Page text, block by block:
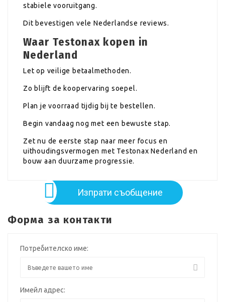
stabiele vooruitgang.
Dit bevestigen vele Nederlandse reviews.
Waar Testonax kopen in
Nederland
Let op veilige betaalmethoden.
Zo blijft de koopervaring soepel.
Plan je voorraad tijdig bij te bestellen.
Begin vandaag nog met een bewuste stap.
Zet nu de eerste stap naar meer focus en
uithoudingsvermogen met Testonax Nederland en
bouw aan duurzame progressie.
Изпрати съобщение
Форма за контакти
Потребителско име:
Имейл адрес: